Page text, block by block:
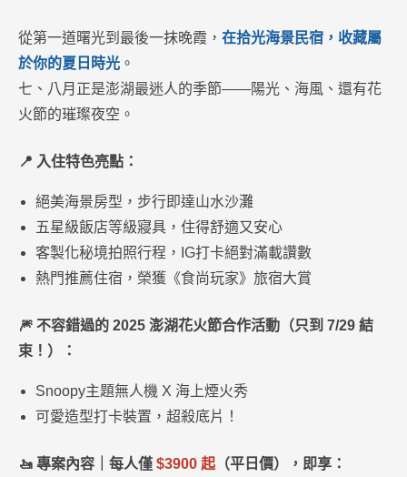
從第一道曙光到最後一抹晚霞， 在拾光海景民宿，收藏屬
於你的夏日時光 。
七、八月正是澎湖最迷人的季節——陽光、海風、還有花
火節的璀璨夜空。
📍 入住特色亮點：
絕美海景房型，步行即達山水沙灘
五星級飯店等級寢具，住得舒適又安心
客製化秘境拍照行程，IG打卡絕對滿載讚數
熱門推薦住宿，榮獲《食尚玩家》旅宿大賞
🎆 不容錯過的 2025 澎湖花火節合作活動（只到 7/29 結
束！）：
Snoopy主題無人機 X 海上煙火秀
可愛造型打卡裝置，超殺底片！
🚤 專案內容｜每人僅 $3900 起 （平日價），即享：